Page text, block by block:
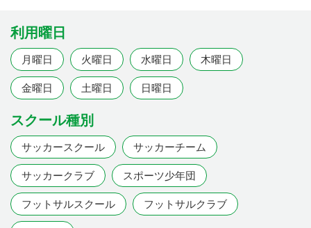
利用曜日
月曜日 火曜日 水曜日 木曜日
金曜日 土曜日 日曜日
スクール種別
サッカースクール サッカーチーム
サッカークラブ スポーツ少年団
フットサルスクール フットサルクラブ